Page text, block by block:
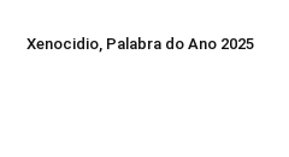
Xenocidio, Palabra do Ano 2025